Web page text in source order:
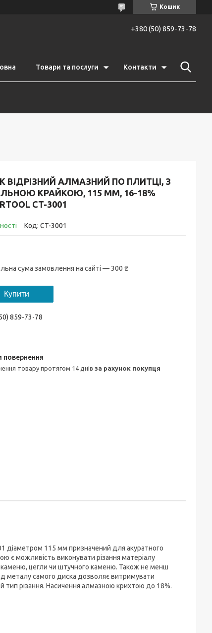
Кошик
+380 (50) 859-73-78
Товари та послуги Контакти
ВІДРІЗНИЙ АЛМАЗНИЙ ПО ПЛИТЦІ, З
КРАЙКОЮ, 115 ММ, 16-18%
CT-3001
Код: CT-3001
сума замовлення на сайті — 300 ₴
Купити
859-73-78
товару протягом 14 днів за рахунок покупця
діаметром 115 мм призначений для акуратного
є можливість виконувати різання матеріалу
цегли чи штучного каменю. Також не менш
металу самого диска дозволяє витримувати
різання. Насичення алмазною крихтою до 18%.